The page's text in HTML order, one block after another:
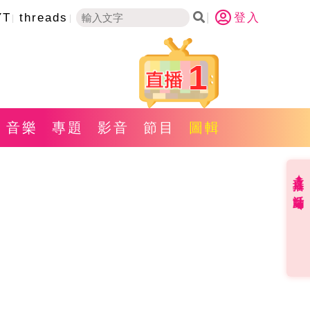
threads 登入
1
音樂 專題 影音 節目 圖輯
直播✦活動